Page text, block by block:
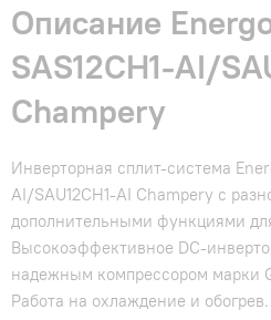
Описание
SAS12CH1-AI/
Champery
Инверторная сплит-система
AI/SAU12CH1-AI Champery с
дополнительными функциями
Высокоэффективное DC-
надежным компрессором марки
Работа на охлаждение и обогрев.